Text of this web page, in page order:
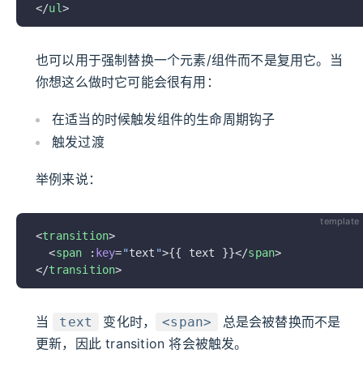
</ul>
也可以用于强制替换一个元素/组件而不是复用它。当
你想这么做时它可能会很有用：
在适当的时候触发组件的生命周期钩子
触发过渡
举例来说：
template
<transition>
  <
span : key="text ">{{ text }}</span>
</transition>
当 text 变化时， <span>
总是会被替换而不是
更新，因此 transition 将会被触发。